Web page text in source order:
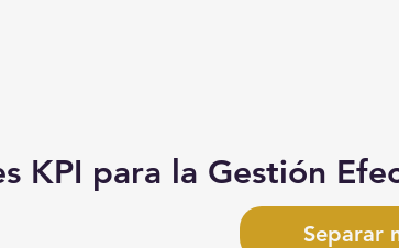
KPI para la Gestión
Separar